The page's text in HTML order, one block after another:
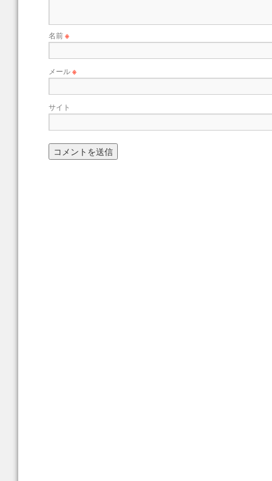
名前※
メール※
サイト